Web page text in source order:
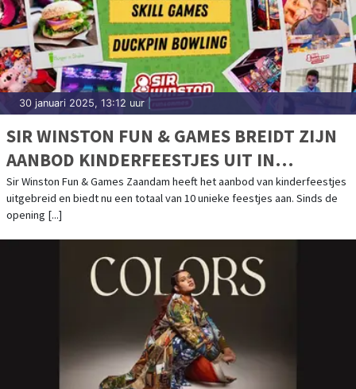
30 januari 2025, 13:12 uur |
SIR WINSTON FUN & GAMES BREIDT ZIJN
AANBOD KINDERFEESTJES UIT IN
ZAANDAM
Sir Winston Fun & Games Zaandam heeft het aanbod van kinderfeestjes
uitgebreid en biedt nu een totaal van 10 unieke feestjes aan. Sinds de
opening [...]